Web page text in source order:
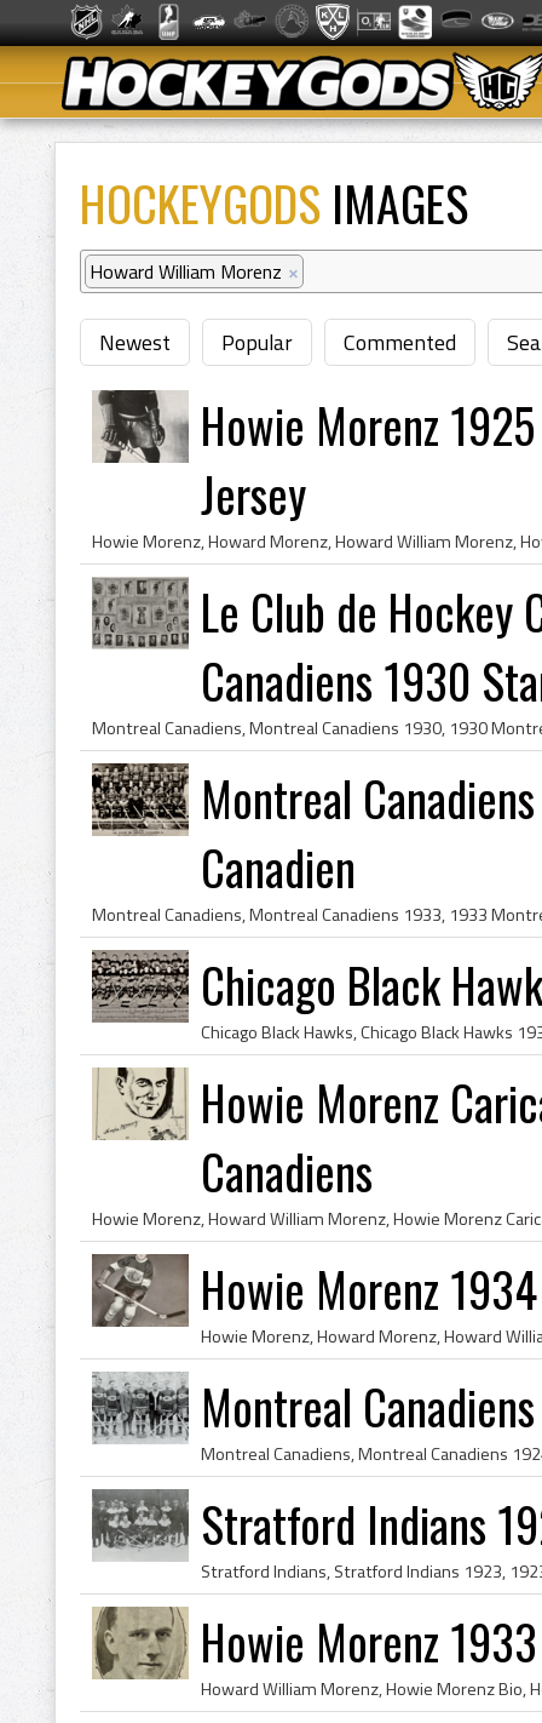
HOCKEYGODS IMAGES
Howard William Morenz ×
Newest Popular Commented
Howie Morenz
Jersey
Le Club de Hockey
Canadiens 1930
Montreal
Canadien
Chicago Black
Howie Morenz
Canadiens
Howie Morenz
Montreal
Stratford Indians
Howie Morenz 1933